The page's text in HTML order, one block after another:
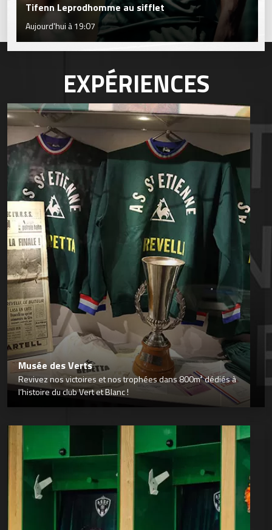
Tifenn Leprodhomme au sifflet
Aujourd'hui à 19:07
EXPÉRIENCES
Musée des Verts
Revivez nos victoires et nos trophées dans 800m² dédiés à
l’histoire du club Vert et Blanc !